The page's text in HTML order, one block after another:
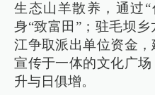
生态山羊散养，通过
身“致富田”；驻毛坝
江争取派出单位资金
宣传于一体的文化广
升与日俱增。